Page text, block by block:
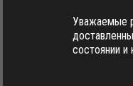
Уважаемые
состоянии